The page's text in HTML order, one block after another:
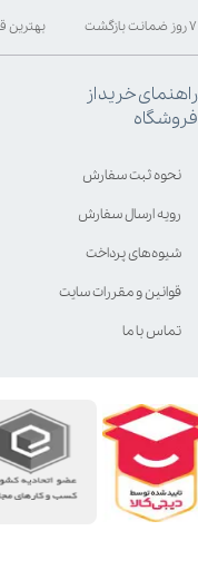
بهترین ۷ روز ضمانت بازگشت
راهنمای خرید از
فروشگاه
نحوه ثبت سفارش
رویه ارسال سفارش
شیوه‌های پرداخت
قوانین و مقررات سایت
تماس با ما